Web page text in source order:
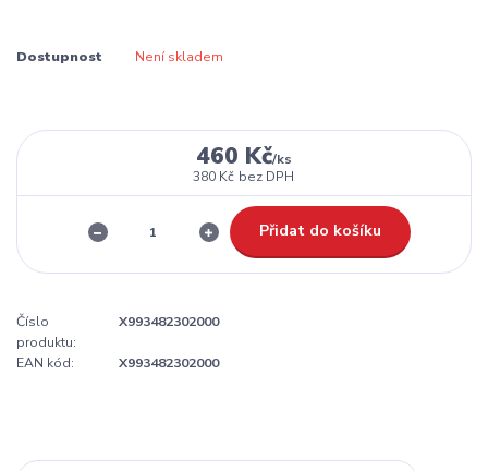
Dostupnost Není skladem
460 Kč/ks
380 Kč bez DPH
Přidat do košíku
Číslo
produktu:
X993482302000
EAN kód: X993482302000